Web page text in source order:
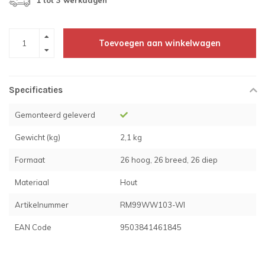
Toevoegen aan winkelwagen
Specificaties
Gemonteerd geleverd
Gewicht (kg) 2,1 kg
Formaat 26 hoog, 26 breed, 26 diep
Materiaal Hout
Artikelnummer RM99WW103-WI
EAN Code 9503841461845